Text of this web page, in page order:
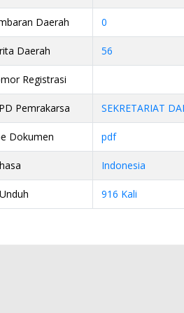
Daerah 0
Daerah 56
Registrasi
Pemrakarsa SEKRETARIAT
Dokumen pdf
Indonesia
916 Kali